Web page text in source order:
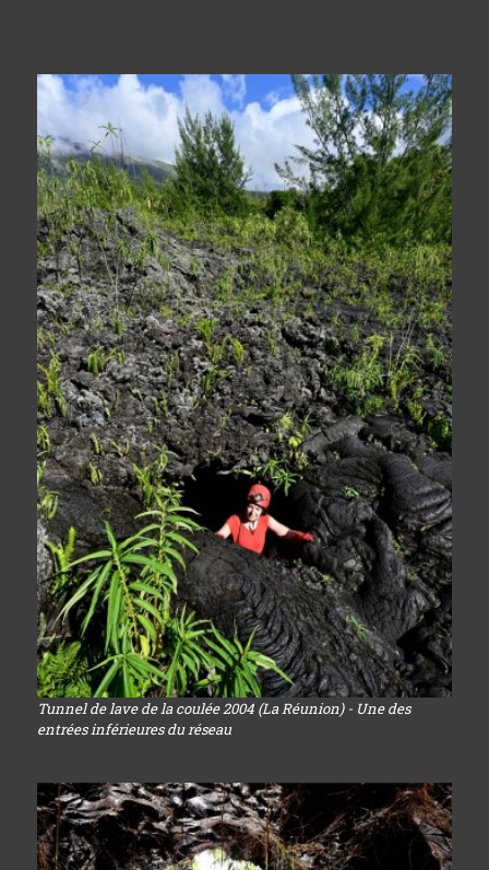
Tunnel de lave de la coulée 2004 (La Réunion) - Une des
entrées inférieures du réseau